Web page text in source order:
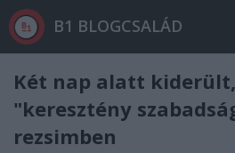
B1 BLOGCSALÁD
Két nap alatt
"keresztény
rezsimben